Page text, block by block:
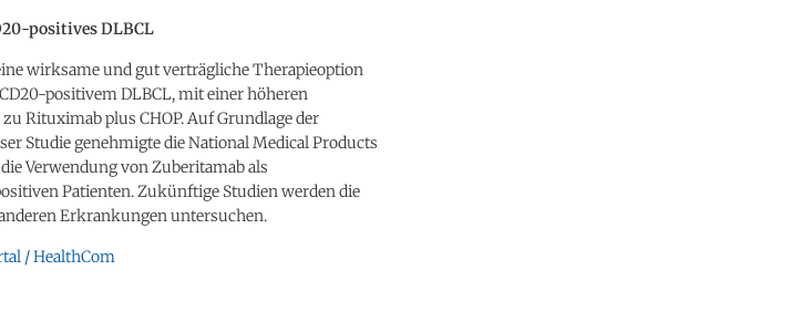
positives DLBCL
wirksame und gut verträgliche Therapieoption
positivem DLBCL, mit einer höheren
Rituximab plus CHOP. Auf Grundlage der
Studie genehmigte die National Medical Products
Verwendung von Zuberitamab als
Patienten. Zukünftige Studien werden die
Erkrankungen untersuchen.
/ HealthCom